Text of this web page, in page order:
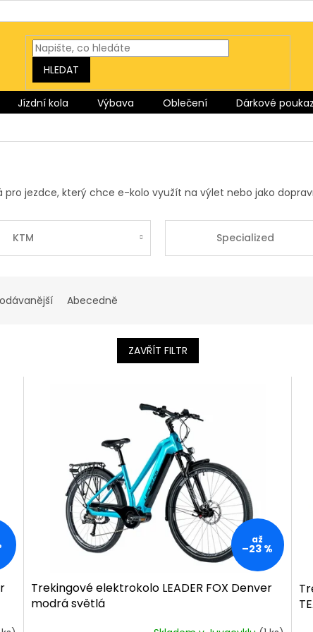
HLEDAT
Jízdní kola Výbava Oblečení Dárkové
pro jezdce, který chce e-kolo využít na výlet nebo jako
KTM Specialized
Abecedně
ZAVŘÍT FILTR
až
–23 %
Trekingové elektrokolo LEADER FOX Denver
modrá světlá